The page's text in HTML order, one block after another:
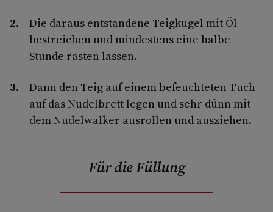
Die daraus entstandene Teigkugel mit Öl
bestreichen und mindestens eine halbe
Stunde rasten lassen.
Dann den Teig auf einem befeuchteten Tuch
auf das Nudelbrett legen und sehr dünn mit
dem Nudelwalker ausrollen und ausziehen.
Für die Füllung